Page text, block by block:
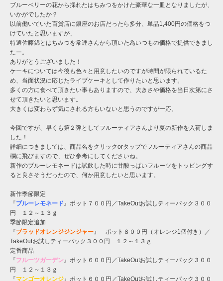
ブルーベリーの花から採れたはちみつをかけた豪華な一皿となりましたが、
いかがでしたか？
以前働いていた百貨店に銀座のお店だったら多分、単品1,400円の価格をつ
けていたと思いますが、
特選佐藤錦とはちみつを常連さんから頂いた為いつもの価格で提供できまし
たー。
ありがとうございました！
ケーキについては今後も色々と用意したいのですが時間が限られているた
め、当面状況に応じたライブケーキとして作りたいと思います。
多くの方に食べて頂きたい事もありますので、大きさや価格を当日次第にさ
せて頂きたいと思います。
大きくは変わらず気にされる方もいないと思うのですが一応。
今回ですが、早くも第２弾としてフルーティアさんより夏の新作を入荷しま
した！
詳細につきましては、商品名をクリックorタップでフルーティアさんの商品
欄に飛びますので、ぜひ参考にしてくださいね。
新作のブルーレモネードは試飲した時に甘酸っぱいフルーツをトッピングす
ると良さそうだったので、何か用意したいと思います。
新作季節限定
『ブルーレモネード』ポット７００円／TakeOutお試しティーパック３００
円 １２～１３ｇ
季節限定追加
『ブラッドオレンジジンジャー』 ポット８００円（オレンジ1個付き）／
TakeOutお試しティーパック３００円 １２～１３ｇ
定番商品
『フルーツガーデン』ポット６００円／TakeOutお試しティーパック３００
円 １２～１３ｇ
『マンゴーオレンジ』ポット６００円／TakeOutお試しティーパック３００